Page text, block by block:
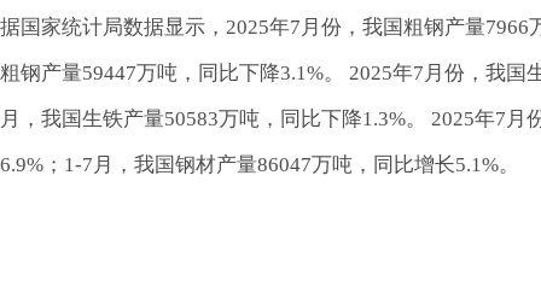
据国家统计局数据显示，2025年7月份，我国粗钢产量
粗钢产量59447万吨，同比下降3.1%。 2025年7月份，我
月，我国生铁产量50583万吨，同比下降1.3%。 2025年7
6.9%；1-7月，我国钢材产量86047万吨，同比增长5.1%。